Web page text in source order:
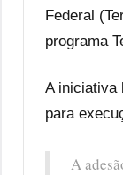
Federal
programa
A iniciativa
para
A